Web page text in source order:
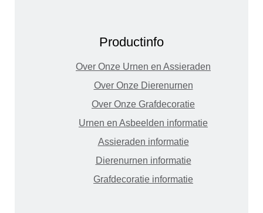
Productinfo
Over Onze Urnen en Assieraden
Over Onze Dierenurnen
Over Onze Grafdecoratie
Urnen en Asbeelden informatie
Assieraden informatie
Dierenurnen informatie
Grafdecoratie informatie